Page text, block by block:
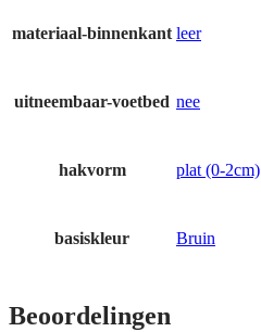
materiaal-binnenkant leer
uitneembaar-voetbed nee
hakvorm plat (0-2cm)
basiskleur Bruin
Beoordelingen